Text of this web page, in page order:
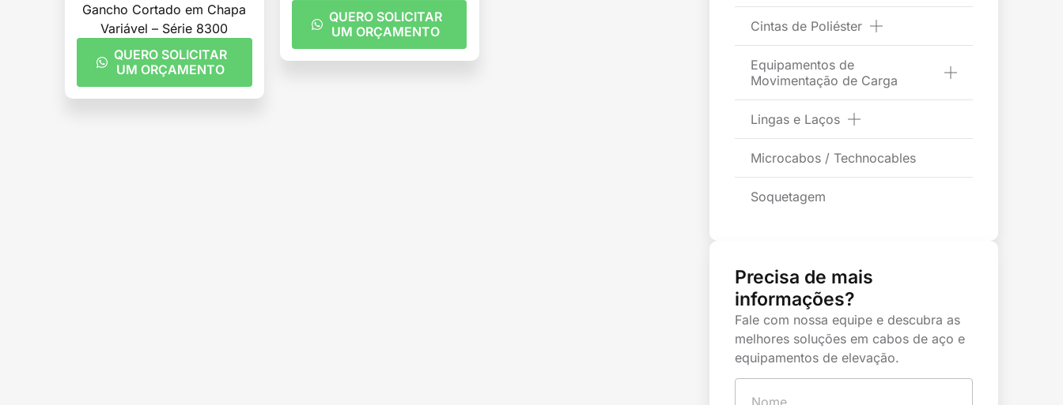
Cintas de Poliéster
Equipamentos de
Movimentação de Carga
Lingas e Laços
Microcabos / Technocables
Soquetagem
Precisa de mais
informações?
Fale com nossa equipe e descubra as
melhores soluções em cabos de aço e
equipamentos de elevação.
Gancho Cortado em Chapa
Variável – Série 8300
QUERO SOLICITAR
UM ORÇAMENTO
QUERO SOLICITAR
UM ORÇAMENTO